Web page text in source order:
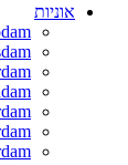
אוניות